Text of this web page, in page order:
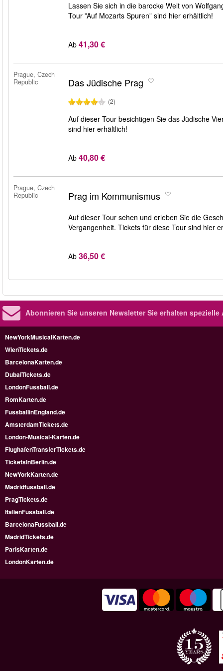
Lassen Sie sich in die barocke Welt von
Tour ”Auf Mozarts Spuren” sind hier erhältlich!
Ab 41,30 €
Prague, Czech
Republic
Das Jüdische Prag
(2)
Auf dieser Tour besichtigen Sie das Jüdische
sind hier erhältlich!
Ab 40,80 €
Prague, Czech
Republic
Prag im Kommunismus
Auf dieser Tour sehen und erleben Sie die
Vergangenheit. Tickets für diese Tour sind hier
Ab 36,50 €
Abonnieren Sie unseren NewsletterSie erhalten spezielle
NewYorkMusicalKarten.de
WienTickets.de
BarcelonaKarten.de
DubaiTickets.de
LondonFussball.de
RomKarten.de
FussballinEngland.de
AmsterdamTickets.de
London-Musical-Karten.de
FlughafenTransferTickets.de
TicketsInBerlin.de
NewYorkKarten.de
Madridfussball.de
PragTickets.de
ItalienFussball.de
BarcelonaFussball.de
MadridTickets.de
ParisKarten.de
LondonKarten.de